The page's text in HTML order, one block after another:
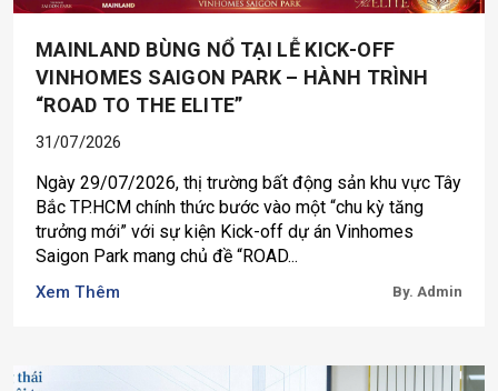
MAINLAND BÙNG NỔ TẠI LỄ KICK-OFF
VINHOMES SAIGON PARK – HÀNH TRÌNH
“ROAD TO THE ELITE”
31/07/2026
Ngày 29/07/2026, thị trường bất động sản khu vực Tây
Bắc TP.HCM chính thức bước vào một “chu kỳ tăng
trưởng mới” với sự kiện Kick-off dự án Vinhomes
Saigon Park mang chủ đề “ROAD...
Xem Thêm By. Admin